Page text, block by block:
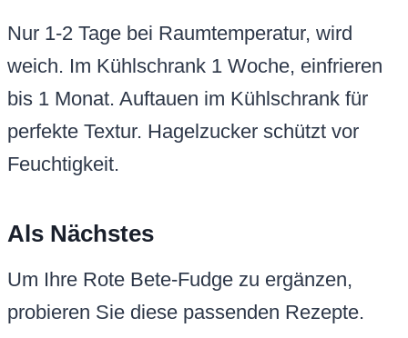
Nur 1-2 Tage bei Raumtemperatur, wird
weich. Im Kühlschrank 1 Woche, einfrieren
bis 1 Monat. Auftauen im Kühlschrank für
perfekte Textur. Hagelzucker schützt vor
Feuchtigkeit.
Als Nächstes
Um Ihre Rote Bete-Fudge zu ergänzen,
probieren Sie diese passenden Rezepte.